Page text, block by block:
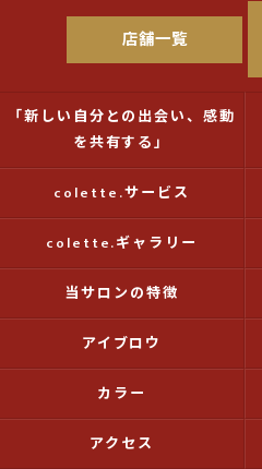
店舗一覧
「新しい自分との出会い、感動
を共有する」
colette.サービス
colette.ギャラリー
当サロンの特徴
アイブロウ
カラー
アクセス